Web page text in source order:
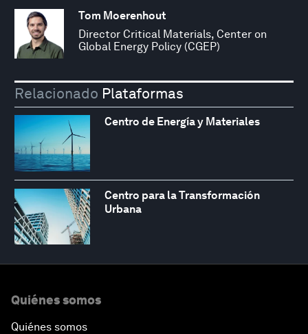
Tom Moerenhout
Director Critical Materials, Center on
Global Energy Policy (CGEP)
Relacionado Plataformas
Centro de Energía y Materiales
Centro para la Transformación
Urbana
Quiénes somos
Quiénes somos